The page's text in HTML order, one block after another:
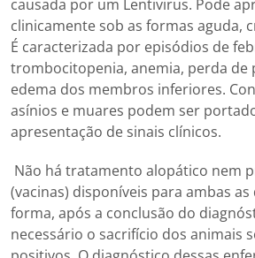
causada por um Lentivirus. Pode
clinicamente sob as formas aguda,
É caracterizada por episódios de
trombocitopenia, anemia, perda de
edema dos membros inferiores.
asínios e muares podem ser
apresentação de sinais clínicos.
Não há tratamento alopático nem
(vacinas) disponíveis para ambas as
forma, após a conclusão do
necessário o sacrifício dos animais